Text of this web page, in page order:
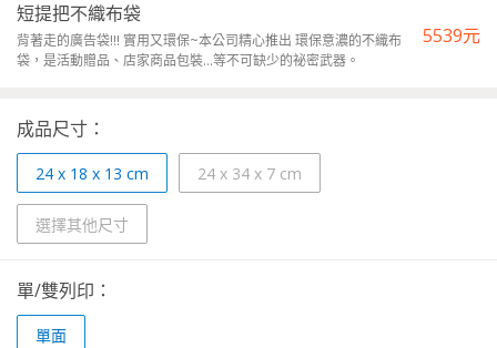
短提把不織布袋
背著走的廣告袋!!! 實用又環保~本公司精心推出 環保意濃的不織布
袋，是活動贈品、店家商品包裝...等不可缺少的祕密武器。
5539元
成品尺寸：
24 x 18 x 13 cm 24 x 34 x 7 cm
選擇其他尺寸
單/雙列印：
單面